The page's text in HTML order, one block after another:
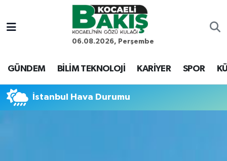
06.08.2026, Perşembe
GÜNDEM BİLİM TEKNOLOJİ KARİYER SPOR
İstanbul Hava Durumu
Kocaeli Nöbetçi Eczaneler
Kocaeli Hava Durumu